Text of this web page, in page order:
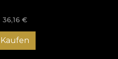
36,16 €
Kaufen